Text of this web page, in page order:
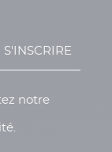
S'INSCRIRE
notre